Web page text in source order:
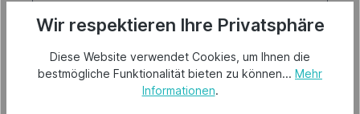
298,00 €*
Wir respektieren Ihre Privatsphäre
Diese Website verwendet Cookies, um Ihnen die
bestmögliche Funktionalität bieten zu können... Mehr
Informationen.